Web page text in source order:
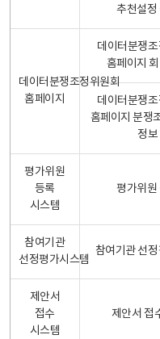
추천설정
데이터분쟁조정위원회
홈페이지
데이터분쟁조
홈페이지
데이터분쟁조
홈페이지 분쟁
정보
평가위원
등록
시스템
평가위원
참여기관
선정평가시스템
참여기관 선
제안서
접수
시스템
제안서 접